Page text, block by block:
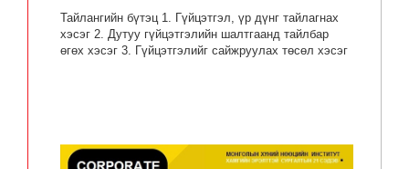
Тайлангийн бүтэц 1. Гүйцэтгэл, үр дүнг тайлагнах
хэсэг 2. Дутуу гүйцэтгэлийн шалтгаанд тайлбар
өгөх хэсэг 3. Гүйцэтгэлийг сайжруулах төсөл хэсэг